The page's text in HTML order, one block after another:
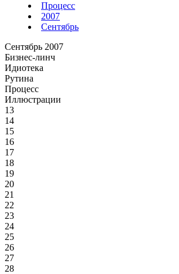
Процесс
2007
Сентябрь
Сентябрь 2007
Бизнес-линч
Идиотека
Рутина
Процесс
Иллюстрации
13
14
15
16
17
18
19
20
21
22
23
24
25
26
27
28